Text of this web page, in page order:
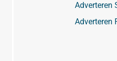
Adverteren
Adverteren